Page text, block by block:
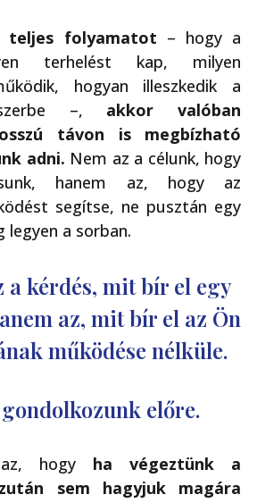
teljes folyamatot – hogy a
terhelést kap, milyen
hogyan illeszkedik a
–, akkor valóban
távon is megbízható
adni. Nem az a célunk, hogy
hanem az, hogy az
segítse, ne pusztán egy
legyen a sorban.
a kérdés, mit bír el egy
az, mit bír el az Ön
működése nélküle.
előre.
hogy ha végeztünk a
sem hagyjuk magára